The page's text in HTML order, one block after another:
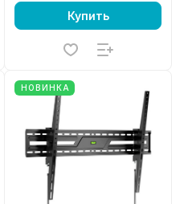
Купить
НОВИНКА